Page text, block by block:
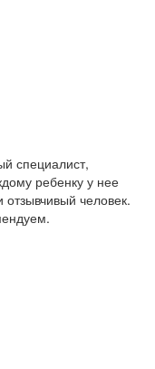
специалист,
ребенку у нее
человек.